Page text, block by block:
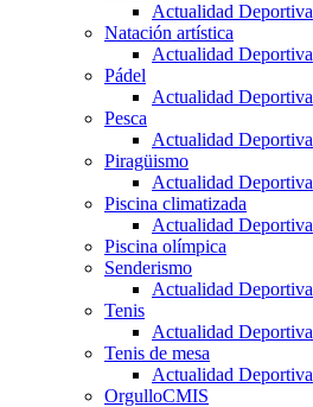
Actualidad Deportiva
Natación artística
Actualidad Deportiva
Pádel
Actualidad Deportiva
Pesca
Actualidad Deportiva
Piragüismo
Actualidad Deportiva
Piscina climatizada
Actualidad Deportiva
Piscina olímpica
Senderismo
Actualidad Deportiva
Tenis
Actualidad Deportiva
Tenis de mesa
Actualidad Deportiva
OrgulloCMIS